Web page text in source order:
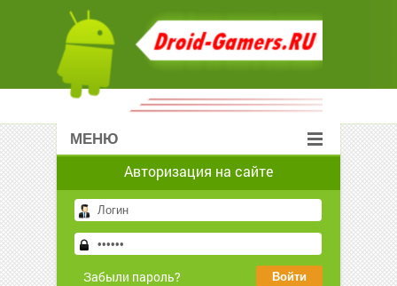
МЕНЮ
Авторизация на сайте
Забыли пароль?